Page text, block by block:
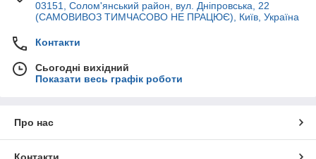
03151, Солом'янський район, вул. Дніпровська, 22
(САМОВИВОЗ ТИМЧАСОВО НЕ ПРАЦЮЄ), Київ, Україна
Контакти
Сьогодні вихідний
Показати весь графік роботи
Про нас